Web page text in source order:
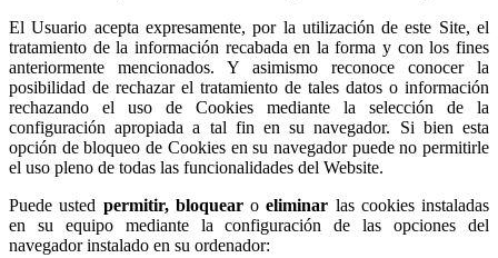
El Usuario acepta expresamente, por la utilización de este Site, el
tratamiento de la información recabada en la forma y con los fines
anteriormente mencionados. Y asimismo reconoce conocer la
posibilidad de rechazar el tratamiento de tales datos o información
rechazando el uso de Cookies mediante la selección de la
configuración apropiada a tal fin en su navegador. Si bien esta
opción de bloqueo de Cookies en su navegador puede no permitirle
el uso pleno de todas las funcionalidades del Website.
Puede usted permitir, bloquearoeliminar las cookies instaladas
en su equipo mediante la configuración de las opciones del
navegador instalado en su ordenador: